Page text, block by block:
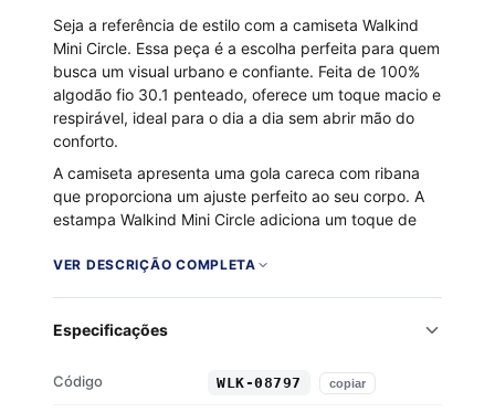
Seja a referência de estilo com a camiseta Walkind
Mini Circle. Essa peça é a escolha perfeita para quem
busca um visual urbano e confiante. Feita de 100%
algodão fio 30.1 penteado, oferece um toque macio e
respirável, ideal para o dia a dia sem abrir mão do
conforto.
A camiseta apresenta uma gola careca com ribana
que proporciona um ajuste perfeito ao seu corpo. A
estampa Walkind Mini Circle adiciona um toque de
ocasião. Mostre sua personalidade com esta peça
100% algodão fio 30.1 penteado
Gola careca com ribana
VER DESCRIÇÃO COMPLETA
Especificações
Código WLK-08797 copiar